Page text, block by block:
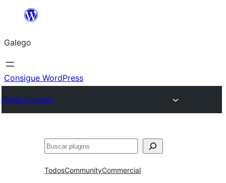
Saltar
contido
Galego
Consigue WordPress
Plugin Directory
Buscar
TodosCommunityCommercial